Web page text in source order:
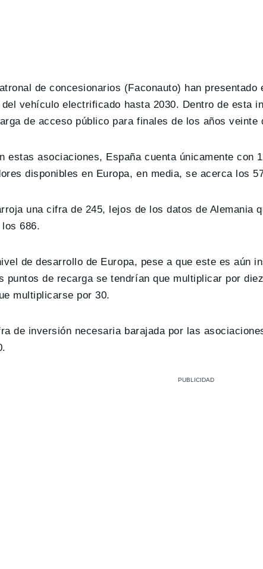
de concesionarios (Faconauto) han
vehículo electrificado hasta 2030. Dentro de esta
de acceso público para finales de los años veinte
estas asociaciones, España cuenta únicamente con
disponibles en Europa, en media, se acerca los
una cifra de 245, lejos de los datos de Alemania
686.
de desarrollo de Europa, pese a que este es aún
puntos de recarga se tendrían que multiplicar por
multiplicarse por 30.
de inversión necesaria barajada por las